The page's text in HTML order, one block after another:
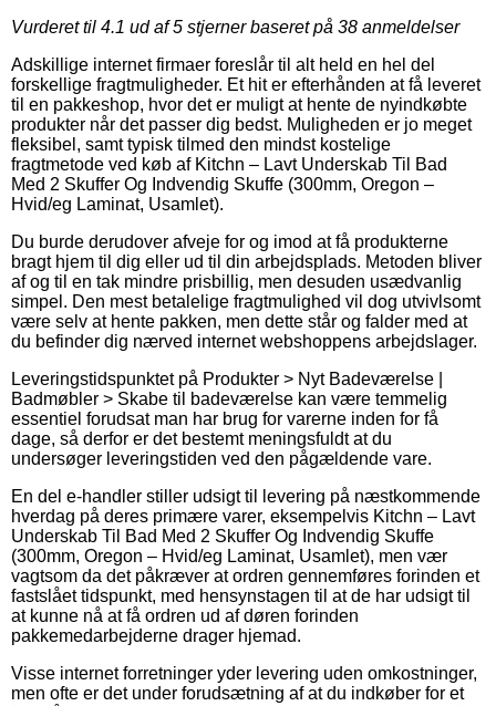
Vurderet til 4.1 ud af 5 stjerner baseret på 38 anmeldelser
Adskillige internet firmaer foreslår til alt held en hel del
forskellige fragtmuligheder. Et hit er efterhånden at få leveret
til en pakkeshop, hvor det er muligt at hente de nyindkøbte
produkter når det passer dig bedst. Muligheden er jo meget
fleksibel, samt typisk tilmed den mindst kostelige
fragtmetode ved køb af Kitchn – Lavt Underskab Til Bad
Med 2 Skuffer Og Indvendig Skuffe (300mm, Oregon –
Hvid/eg Laminat, Usamlet).
Du burde derudover afveje for og imod at få produkterne
bragt hjem til dig eller ud til din arbejdsplads. Metoden bliver
af og til en tak mindre prisbillig, men desuden usædvanlig
simpel. Den mest betalelige fragtmulighed vil dog utvivlsomt
være selv at hente pakken, men dette står og falder med at
du befinder dig nærved internet webshoppens arbejdslager.
Leveringstidspunktet på Produkter > Nyt Badeværelse |
Badmøbler > Skabe til badeværelse kan være temmelig
essentiel forudsat man har brug for varerne inden for få
dage, så derfor er det bestemt meningsfuldt at du
undersøger leveringstiden ved den pågældende vare.
En del e-handler stiller udsigt til levering på næstkommende
hverdag på deres primære varer, eksempelvis Kitchn – Lavt
Underskab Til Bad Med 2 Skuffer Og Indvendig Skuffe
(300mm, Oregon – Hvid/eg Laminat, Usamlet), men vær
vagtsom da det påkræver at ordren gennemføres forinden et
fastslået tidspunkt, med hensynstagen til at de har udsigt til
at kunne nå at få ordren ud af døren forinden
pakkemedarbejderne drager hjemad.
Visse internet forretninger yder levering uden omkostninger,
men ofte er det under forudsætning af at du indkøber for et